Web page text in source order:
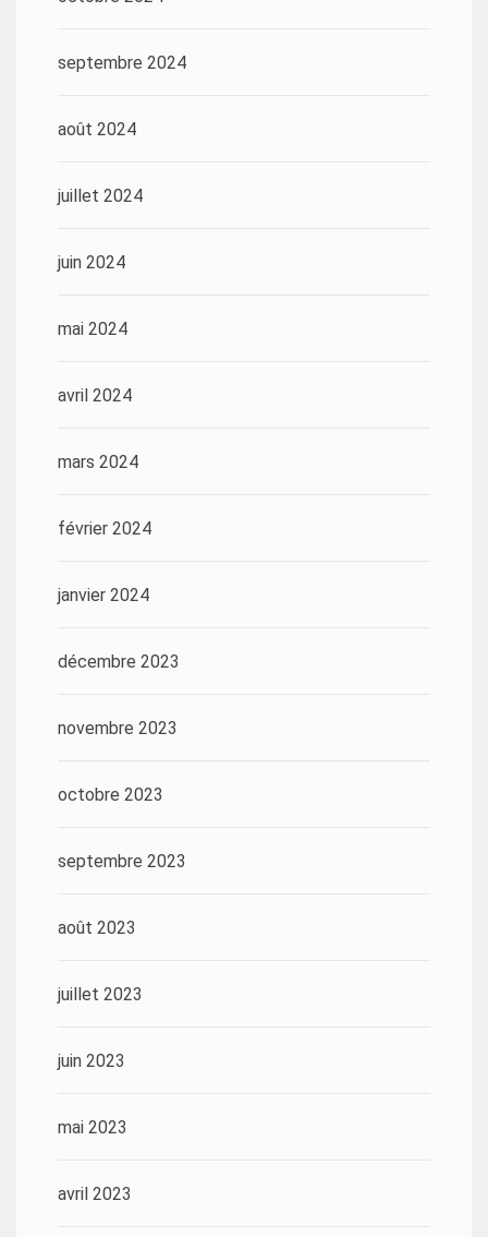
septembre 2024
août 2024
juillet 2024
juin 2024
mai 2024
avril 2024
mars 2024
février 2024
janvier 2024
décembre 2023
novembre 2023
octobre 2023
septembre 2023
août 2023
juillet 2023
juin 2023
mai 2023
avril 2023